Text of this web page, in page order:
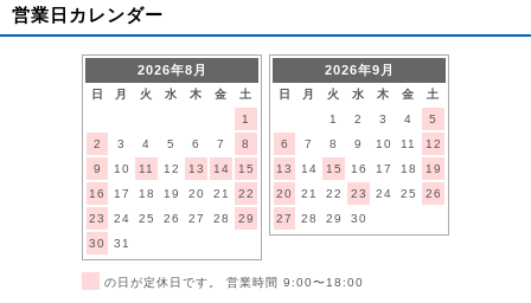
営業日カレンダー
2026年8月
日 月 火 水 木 金
土
1
2
3 4 5 6 7
8
9
10 11 12 13 14
15
16
17 18 19 20 21
22
23
24 25 26 27 28
29
30
31
2026年9月
日 月 火 水 木 金
土
1
2 3 4
5
6
7 8 9 10 11
12
13
14 15 16 17 18
19
20
21 22 23 24 25
26
27
28 29 30
の日が定休日です。 営業時間 9:00〜18:00